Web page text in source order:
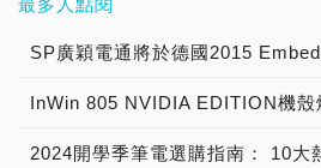
2024開學季筆電選購指南： 10大